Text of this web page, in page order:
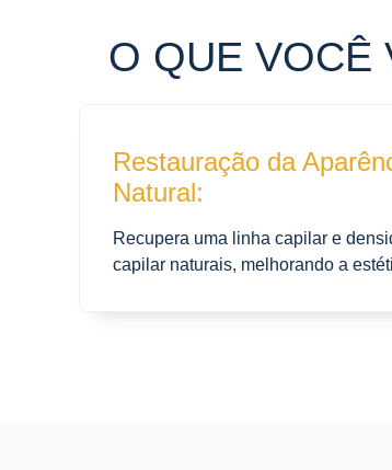
O QUE VOCÊ
Restauração da
Natural:
Recupera uma linha capilar e
capilar naturais, melhorando a